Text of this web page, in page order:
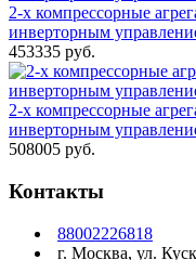
2-х компрессорные
инверторным
453335 руб.
2-х компрессорные
инверторным
508005 руб.
Контакты
88002226818
г. Москва, ул.